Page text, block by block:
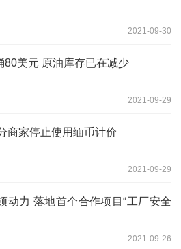
2021-09-30
80美元 原油库存已在减少
2021-09-29
商家停止使用缅币计价
2021-09-29
动力 落地首个合作项目“工厂安全
2021-09-26